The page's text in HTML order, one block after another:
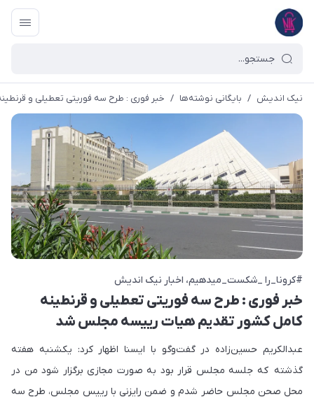
نیک اندیش / بایگانی نوشته‌ها / خبر فوری : طرح سه فوریتی تعطیلی و
#کرونا_را _شکست_میدهیم اخبار نیک اندیش
خبر فوری : طرح سه فوریتی تعطیلی و قرنطینه
کامل کشور تقدیم هیات رییسه مجلس شد
عبدالکریم حسین‌زاده در گفت‌وگو با ایسنا اظهار کرد: یکشنبه هفته
گذشته که جلسه مجلس قرار بود به صورت مجازی برگزار شود من در
محل صحن مجلس حاضر شدم و ضمن رایزنی با رییس مجلس، طرح سه